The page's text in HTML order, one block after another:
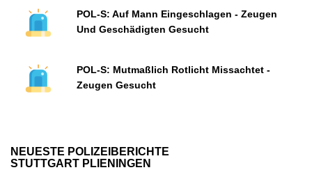
POL-S: Auf Mann Eingeschlagen - Zeugen
Und Geschädigten Gesucht
POL-S: Mutmaßlich Rotlicht Missachtet -
Zeugen Gesucht
NEUESTE POLIZEIBERICHTE
STUTTGART PLIENINGEN